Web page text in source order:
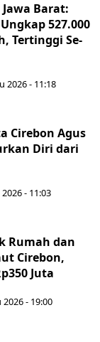
Barat:
527.000
Tertinggi Se-
2026 - 11:18
Cirebon Agus
Diri dari
- 11:03
Rumah dan
Cirebon,
Juta
2026 - 19:00